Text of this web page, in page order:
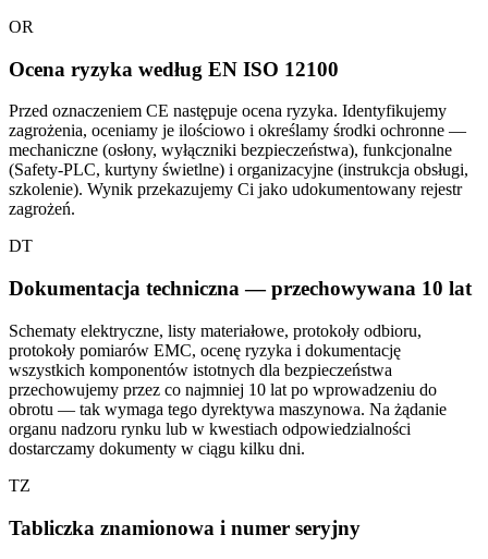
OR
Ocena ryzyka według EN ISO 12100
Przed oznaczeniem CE następuje ocena ryzyka. Identyfikujemy
zagrożenia, oceniamy je ilościowo i określamy środki ochronne —
mechaniczne (osłony, wyłączniki bezpieczeństwa), funkcjonalne
(Safety-PLC, kurtyny świetlne) i organizacyjne (instrukcja obsługi,
szkolenie). Wynik przekazujemy Ci jako udokumentowany rejestr
zagrożeń.
DT
Dokumentacja techniczna — przechowywana 10 lat
Schematy elektryczne, listy materiałowe, protokoły odbioru,
protokoły pomiarów EMC, ocenę ryzyka i dokumentację
wszystkich komponentów istotnych dla bezpieczeństwa
przechowujemy przez co najmniej 10 lat po wprowadzeniu do
obrotu — tak wymaga tego dyrektywa maszynowa. Na żądanie
organu nadzoru rynku lub w kwestiach odpowiedzialności
dostarczamy dokumenty w ciągu kilku dni.
TZ
Tabliczka znamionowa i numer seryjny